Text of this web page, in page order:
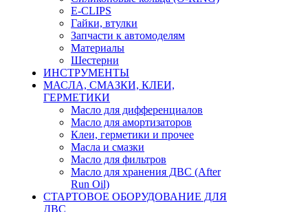
E-CLIPS
Гайки, втулки
Запчасти к автомоделям
Материалы
Шестерни
ИНСТРУМЕНТЫ
МАСЛА, СМАЗКИ, КЛЕИ,
ГЕРМЕТИКИ
Масло для дифференциалов
Масло для амортизаторов
Клеи, герметики и прочее
Масла и смазки
Масло для фильтров
Масло для хранения ДВС (After
Run Oil)
СТАРТОВОЕ ОБОРУДОВАНИЕ ДЛЯ
ДВС